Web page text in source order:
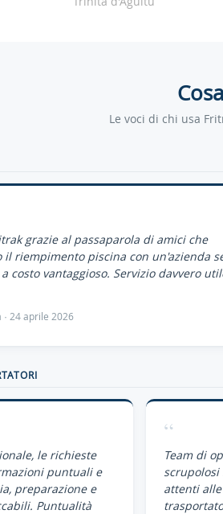
Le voci di chi usa
grazie al passaparola di amici che
il riempimento piscina con un'azienda
costo vantaggioso. Servizio davvero
24 aprile 2026
le richieste
puntuali e
preparazione e
Puntualità
“
Team di
scrupolosi
attenti